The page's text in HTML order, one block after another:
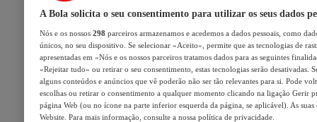
A Bola solicita o seu consentimento para utilizar os seus dados
Nós e os nossos 298 parceiros armazenamos e acedemos a dados pessoais, como
únicos, no seu dispositivo. Se selecionar «Aceito», permite que as tecnologias de
apresentadas em «Nós e os nossos parceiros tratamos dados para as seguintes
«Rejeitar tudo» ou retirar o seu consentimento, estas tecnologias serão desativadas.
alguns conteúdos e anúncios que vê poderão não ser tão relevantes para si. Pode
escolhas ou retirar o consentimento a qualquer momento clicando na ligação Gerir
página Web (ou no ícone na parte inferior esquerda da página, se aplicável). As suas
Website. Para mais informação, consulte a nossa política de privacidade.